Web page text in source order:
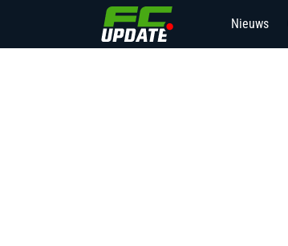
Nieuws